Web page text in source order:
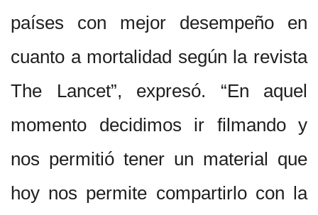
países con mejor desempeño en
cuanto a mortalidad según la revista
The Lancet”, expresó. “En aquel
momento decidimos ir filmando y
nos permitió tener un material que
hoy nos permite compartirlo con la